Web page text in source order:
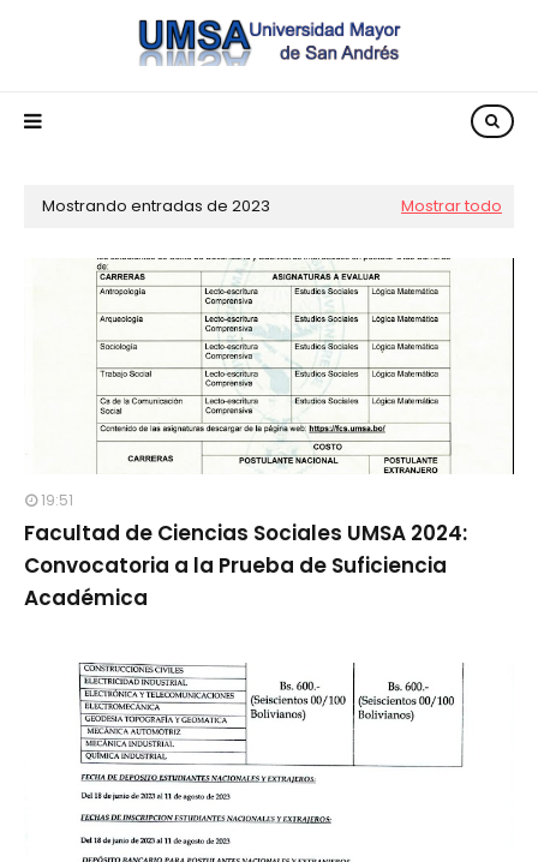
Mostrando entradas de 2023 Mostrar todo
19:51
Facultad de Ciencias Sociales UMSA 2024:
Convocatoria a la Prueba de Suficiencia
Académica